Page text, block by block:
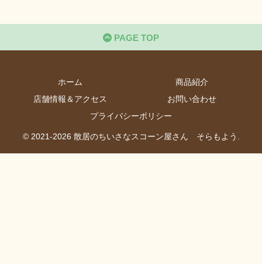
PAGE TOP
ホーム
商品紹介
店舗情報＆アクセス
お問い合わせ
プライバシーポリシー
© 2021-2026 散居のちいさなスコーン屋さん そらもよう.